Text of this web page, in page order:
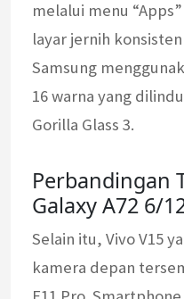
melalui menu
layar jernih
Samsung
16 warna yang
Gorilla Glass 3.
Perbandingan
Galaxy A72 6/
Selain itu, Vivo V15
kamera depan